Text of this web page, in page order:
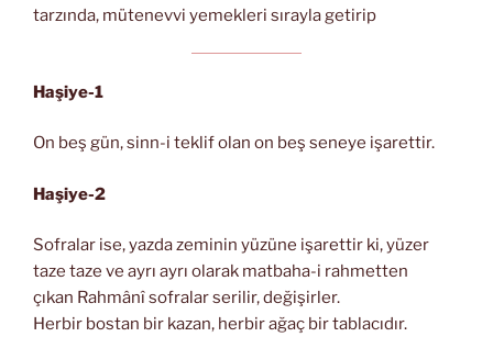
tarzında, mütenevvi yemekleri sırayla getirip
Haşiye-1
On beş gün, sinn-i teklif olan on beş seneye işarettir.
Haşiye-2
Sofralar ise, yazda zeminin yüzüne işarettir ki, yüzer
taze taze ve ayrı ayrı olarak matbaha-i rahmetten
çıkan Rahmânî sofralar serilir, değişirler.
Herbir bostan bir kazan, herbir ağaç bir tablacıdır.